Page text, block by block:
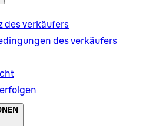
des verkäufers
des verkäufers